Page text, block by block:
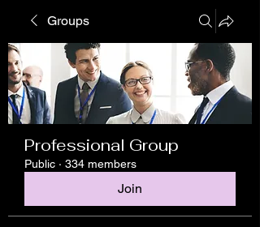
Groups
Professional Group
Public · 334 members
Join